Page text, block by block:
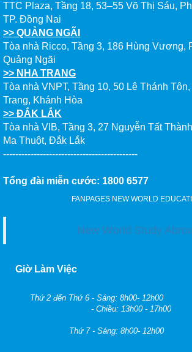
TTC Plaza, Tầng 18, 53–55 Võ Thị Sáu,
TP. Đồng Nai
>> QUẢNG NGÃI
Tòa nhà Ricco, Tầng 3, 186 Hùng Vương,
Quảng Ngãi
>> NHA TRANG
Tòa nhà VNPT, Tầng 10, 50 Lê Thánh
Trang, Khánh Hòa
>> ĐẮK LẮK
Tòa nhà VIB, Tầng 3, 27 Nguyễn Tất
Ma Thuột, Đắk Lắk
--------------------------------------------
Tổng đài miễn cước: 1800 6577
FANPAGES NEW WORLD
New World Study
Giờ Làm Việc
Thứ 2 đến Thứ 6 - Sáng: 8h00- 12h00
- Chiều: 13h00 - 17h00
Thứ 7 - Sáng: 8h00- 12h00